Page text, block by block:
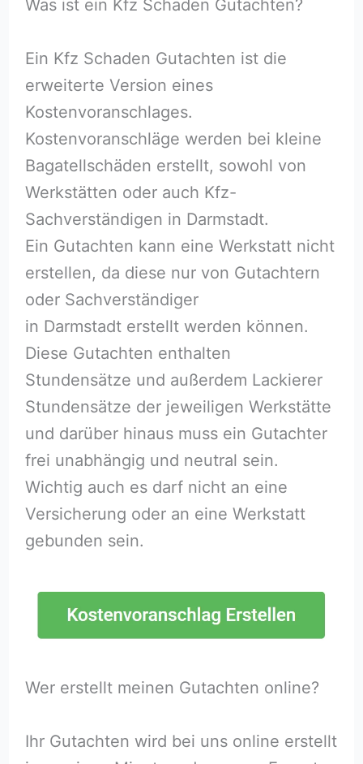
Was ist ein Kfz Schaden Gutachten?
Ein Kfz Schaden Gutachten ist die
erweiterte Version eines
Kostenvoranschlages.
Kostenvoranschläge werden bei kleine
Bagatellschäden erstellt, sowohl von
Werkstätten oder auch Kfz-
Sachverständigen in Darmstadt.
Ein Gutachten kann eine Werkstatt nicht
erstellen, da diese nur von Gutachtern
oder Sachverständiger
in Darmstadt erstellt werden können.
Diese Gutachten enthalten
Stundensätze und außerdem Lackierer
Stundensätze der jeweiligen Werkstätte
und darüber hinaus muss ein Gutachter
frei unabhängig und neutral sein.
Wichtig auch es darf nicht an eine
Versicherung oder an eine Werkstatt
gebunden sein.
Wer erstellt meinen Gutachten online?
Ihr Gutachten wird bei uns online erstellt